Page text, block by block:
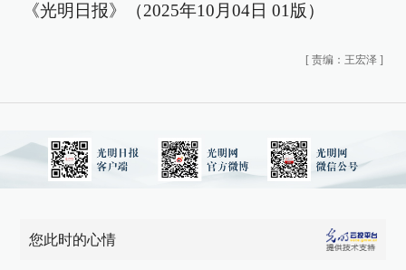
《光明日报》（2025年10月04日 01版）
[ 责编：王宏泽 ]
您此时的心情